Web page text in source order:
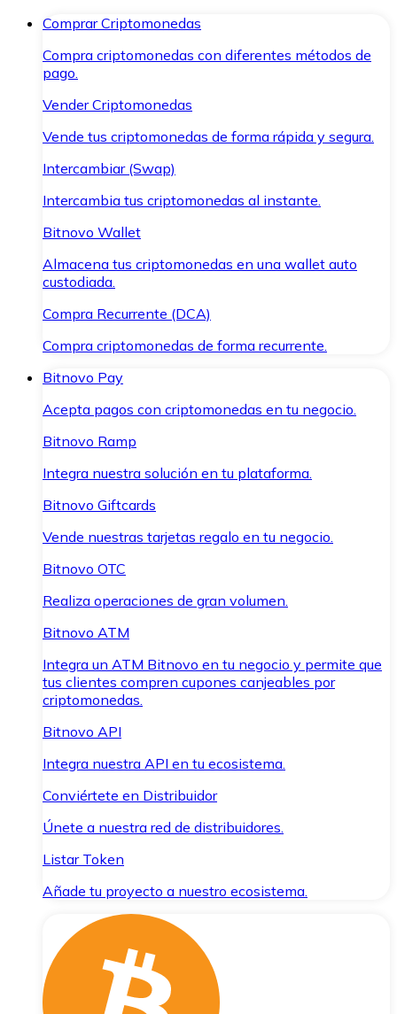
Comprar Criptomonedas
Compra criptomonedas con diferentes métodos de
pago.
Vender Criptomonedas
Vende tus criptomonedas de forma rápida y segura.
Intercambiar (Swap)
Intercambia tus criptomonedas al instante.
Bitnovo Wallet
Almacena tus criptomonedas en una wallet auto
custodiada.
Compra Recurrente (DCA)
Compra criptomonedas de forma recurrente.
Bitnovo Pay
Acepta pagos con criptomonedas en tu negocio.
Bitnovo Ramp
Integra nuestra solución en tu plataforma.
Bitnovo Giftcards
Vende nuestras tarjetas regalo en tu negocio.
Bitnovo OTC
Realiza operaciones de gran volumen.
Bitnovo ATM
Integra un ATM Bitnovo en tu negocio y permite que
tus clientes compren cupones canjeables por
criptomonedas.
Bitnovo API
Integra nuestra API en tu ecosistema.
Conviértete en Distribuidor
Únete a nuestra red de distribuidores.
Listar Token
Añade tu proyecto a nuestro ecosistema.